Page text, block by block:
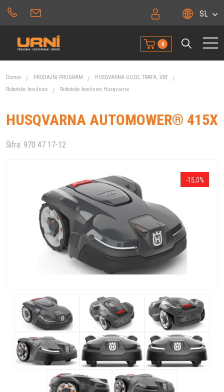
SL
0
Domov PRODAJNI PROGRAM
HUSQVARNA GOZD, TRATA, VRT
Robotske kosilnice
Robotske kosilnice Husqvarna
HUSQVARNA AUTOMOWER® 415X
Šifra: 970 47 17-12
-15,0%